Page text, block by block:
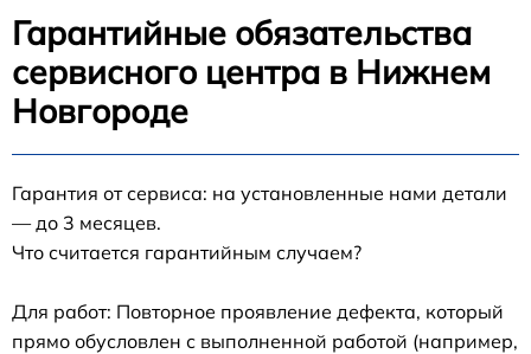
Гарантийные обязательства
сервисного центра в Нижнем
Новгороде
Гарантия от сервиса: на установленные нами детали
— до 3 месяцев.
Что считается гарантийным случаем?
Для работ: Повторное проявление дефекта, который
прямо обусловлен с выполненной работой (например,